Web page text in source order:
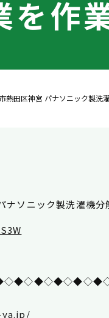
を作
熱田区神宮 パナソニック製洗
ナソニック製洗濯機